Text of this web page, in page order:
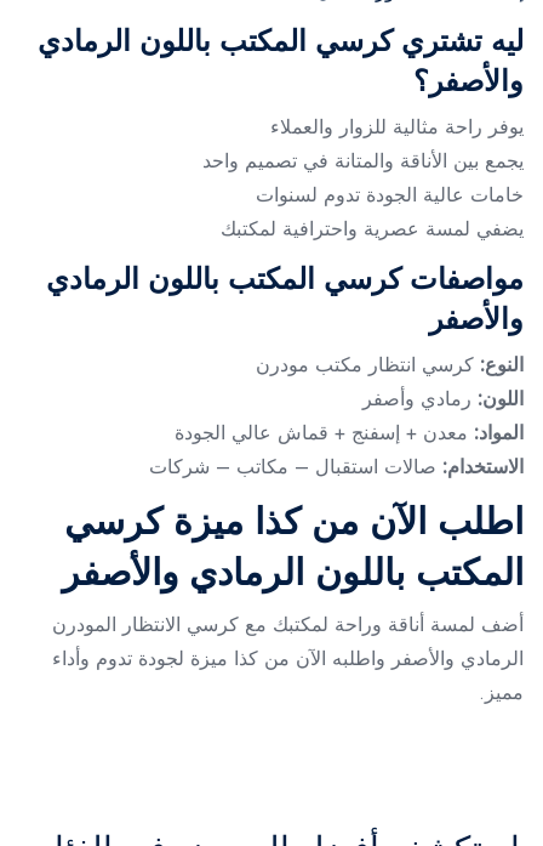
ليه تشتري كرسي المكتب باللون الرمادي
والأصفر؟
يوفر راحة مثالية للزوار والعملاء
يجمع بين الأناقة والمتانة في تصميم واحد
خامات عالية الجودة تدوم لسنوات
يضفي لمسة عصرية واحترافية لمكتبك
مواصفات كرسي المكتب باللون الرمادي
والأصفر
النوع: كرسي انتظار مكتب مودرن
اللون: رمادي وأصفر
المواد: معدن + إسفنج + قماش عالي الجودة
الاستخدام: صالات استقبال – مكاتب – شركات
اطلب الآن من كذا ميزة كرسي
المكتب باللون الرمادي والأصفر
أضف لمسة أناقة وراحة لمكتبك مع كرسي الانتظار المودرن
الرمادي والأصفر واطلبه الآن من كذا ميزة لجودة تدوم وأداء
مميز.